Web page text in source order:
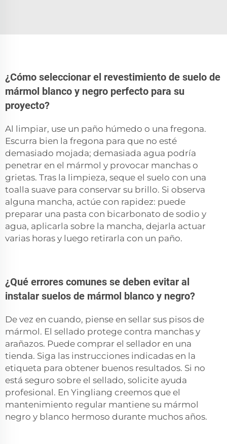
¿Cómo seleccionar el revestimiento de suelo de
mármol blanco y negro perfecto para su
proyecto?
Al limpiar, use un paño húmedo o una fregona.
Escurra bien la fregona para que no esté
demasiado mojada; demasiada agua podría
penetrar en el mármol y provocar manchas o
grietas. Tras la limpieza, seque el suelo con una
toalla suave para conservar su brillo. Si observa
alguna mancha, actúe con rapidez: puede
preparar una pasta con bicarbonato de sodio y
agua, aplicarla sobre la mancha, dejarla actuar
varias horas y luego retirarla con un paño.
¿Qué errores comunes se deben evitar al
instalar suelos de mármol blanco y negro?
De vez en cuando, piense en sellar sus pisos de
mármol. El sellado protege contra manchas y
arañazos. Puede comprar el sellador en una
tienda. Siga las instrucciones indicadas en la
etiqueta para obtener buenos resultados. Si no
está seguro sobre el sellado, solicite ayuda
profesional. En Yingliang creemos que el
mantenimiento regular mantiene su mármol
negro y blanco hermoso durante muchos años.